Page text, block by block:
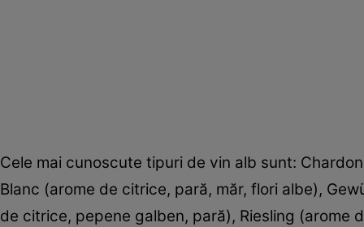
Cele mai cunoscute tipuri de vin alb sunt:
Blanc (arome de citrice, pară, măr, flori albe),
de citrice, pepene galben, pară), Riesling (arome